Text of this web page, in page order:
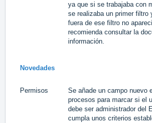
ya que si se trabajaba con
se realizaba un primer filtro
fuera de ese filtro no
recomienda consultar la
información.
Novedades
Permisos
Se añade un campo nuevo
procesos para marcar si el
debe ser administrador del
cumpla unos criterios